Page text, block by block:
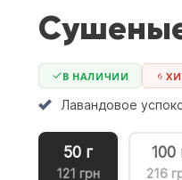
В НАЛИЧИИ
Лавандовое
50 г
121 грн
100
216